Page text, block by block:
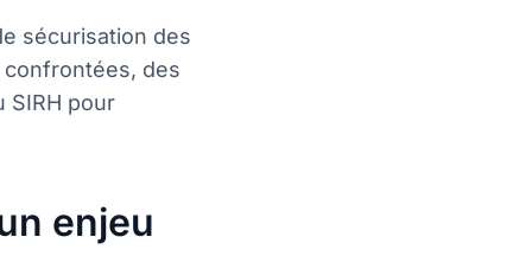
sécurisation des
des
SIRH pour
enjeu